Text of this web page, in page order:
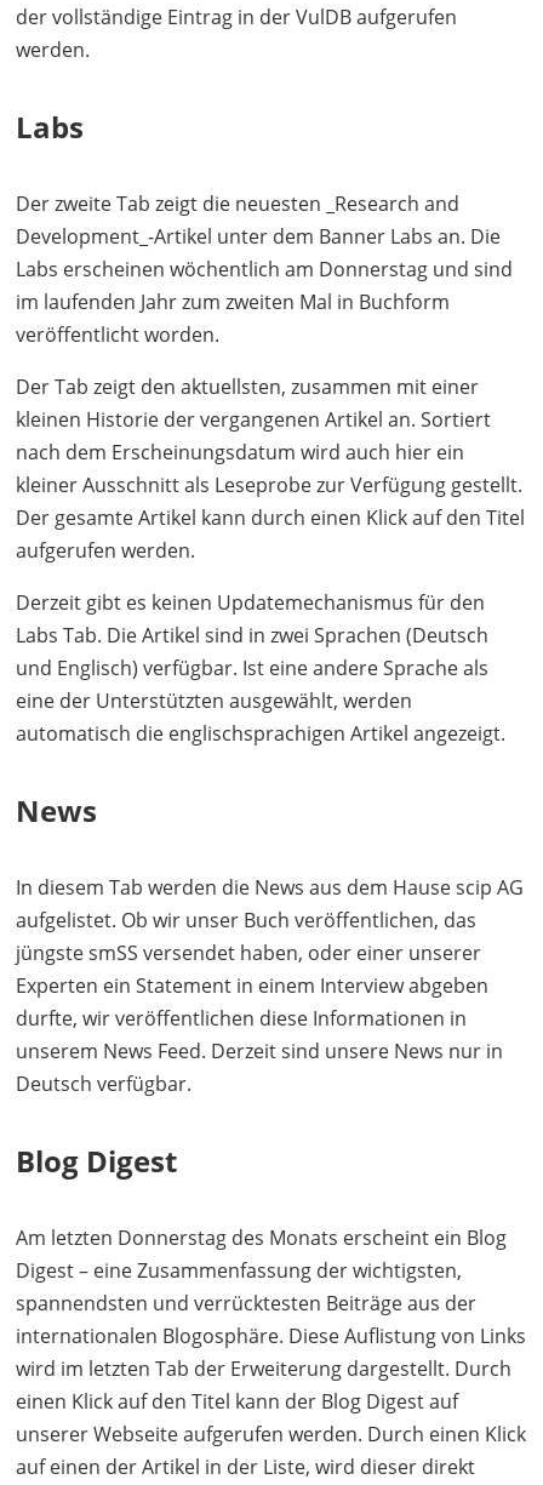
der vollständige Eintrag in der VulDB aufgerufen
werden.
Labs
Der zweite Tab zeigt die neuesten _Research and
Development_-Artikel unter dem Banner Labs an. Die
Labs erscheinen wöchentlich am Donnerstag und sind
im laufenden Jahr zum zweiten Mal in Buchform
veröffentlicht worden.
Der Tab zeigt den aktuellsten, zusammen mit einer
kleinen Historie der vergangenen Artikel an. Sortiert
nach dem Erscheinungsdatum wird auch hier ein
kleiner Ausschnitt als Leseprobe zur Verfügung gestellt.
Der gesamte Artikel kann durch einen Klick auf den Titel
aufgerufen werden.
Derzeit gibt es keinen Updatemechanismus für den
Labs Tab. Die Artikel sind in zwei Sprachen (Deutsch
und Englisch) verfügbar. Ist eine andere Sprache als
eine der Unterstützten ausgewählt, werden
automatisch die englischsprachigen Artikel angezeigt.
News
In diesem Tab werden die News aus dem Hause scip AG
aufgelistet. Ob wir unser Buch veröffentlichen, das
jüngste smSS versendet haben, oder einer unserer
Experten ein Statement in einem Interview abgeben
durfte, wir veröffentlichen diese Informationen in
unserem News Feed. Derzeit sind unsere News nur in
Deutsch verfügbar.
Blog Digest
Am letzten Donnerstag des Monats erscheint ein Blog
Digest – eine Zusammenfassung der wichtigsten,
spannendsten und verrücktesten Beiträge aus der
internationalen Blogosphäre. Diese Auflistung von Links
wird im letzten Tab der Erweiterung dargestellt. Durch
einen Klick auf den Titel kann der Blog Digest auf
unserer Webseite aufgerufen werden. Durch einen Klick
auf einen der Artikel in der Liste, wird dieser direkt